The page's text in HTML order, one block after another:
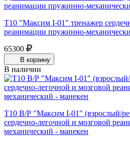
Т10 "Максим I-01" тренажер
реанимации пружинно-
65300
В корзину
В наличии
Т10 В/Р "Максим I-01" (взрослый/
сердечно-легочной и мозговой
механический - манекен